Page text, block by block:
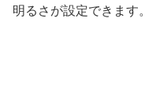
明るさが設定できます。